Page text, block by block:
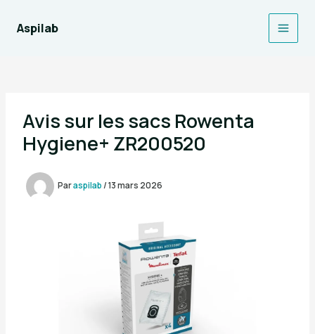
contenu
Aspilab
Main
Avis sur les sacs Rowenta
Hygiene+ ZR200520
Paraspilab/13 mars 2026